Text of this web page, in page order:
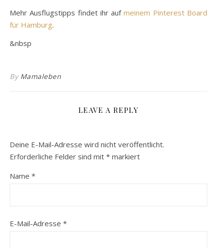
Mehr Ausflugstipps findet ihr aufmeinem Pinterest Board
für Hamburg.
&nbsp
By Mamaleben
LEAVE A REPLY
Deine E-Mail-Adresse wird nicht veröffentlicht.
Erforderliche Felder sind mit * markiert
Name *
E-Mail-Adresse *